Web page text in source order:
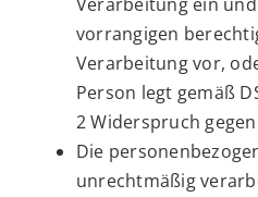
vorrangigen
Verarbeitung vor,
Person legt gemäß
2 Widerspruch
Die
unrechtmäßig